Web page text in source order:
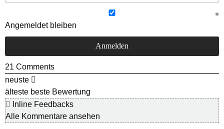
Angemeldet bleiben
21 Comments
neuste
älteste beste Bewertung
Inline Feedbacks
Alle Kommentare ansehen